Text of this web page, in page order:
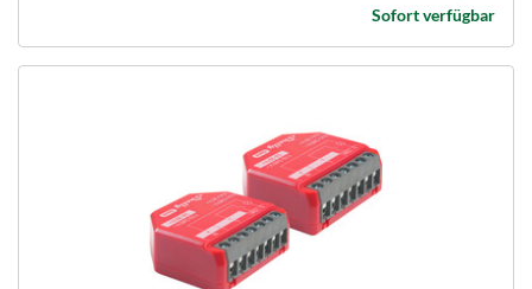
Sofort verfügbar